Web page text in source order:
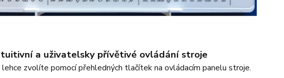
a uživatelsky přívětivé ovládání stroje
lehce zvolíte pomocí přehledných tlačítek na ovládacím panelu stroje.